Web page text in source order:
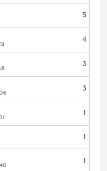
5
4
3
3
1
1
1